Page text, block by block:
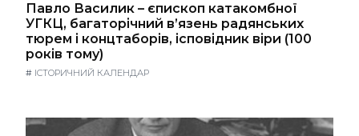
Павло Василик – єпископ катакомбної
УГКЦ, багаторічний в’язень радянських
тюрем і концтаборів, ісповідник віри (100
років тому)
# ІСТОРИЧНИЙ КАЛЕНДАР